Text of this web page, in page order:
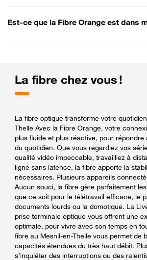
Est-ce que la Fibre Orange est dans
La fibre chez vous !
La fibre optique transforme votre
Thelle Avec la Fibre Orange, votre
plus fluide et plus réactive, pour répondre
du quotidien. Que vous regardiez vos
qualité vidéo impeccable, travailliez à
ligne sans latence, la fibre apporte la
nécessaires. Plusieurs appareils
Aucun souci, la fibre gère parfaitement
que ce soit pour le télétravail efficace, le
documents lourds ou la domotique. La
prise terminale optique vous offrent une
optimale, pour vivre avec son temps en
fibre au Mesnil-en-Thelle vous permet de
capacités étendues du très haut débit.
s’inquiéter des interruptions ou des